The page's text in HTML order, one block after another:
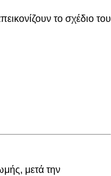
το σχέδιο του
μετά την